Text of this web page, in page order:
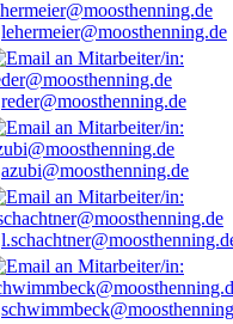
lehermeier@moosthenning.de
reder@moosthenning.de
azubi@moosthenning.de